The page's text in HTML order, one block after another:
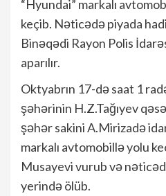
“Hyundai” markalı
keçib. Nəticədə piyada
Binəqədi Rayon Polis
aparılır.
Oktyabrın 17-də saat 1
şəhərinin H.Z.Tağıyev
şəhər sakini A.Mirizadə
markalı avtomobillə yolu
Musayevi vurub və
yerində ölüb.